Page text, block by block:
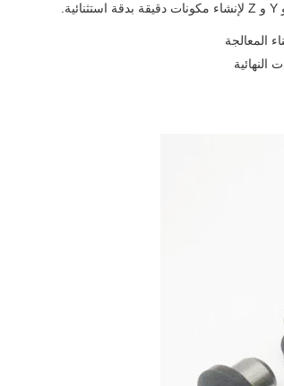
المعالجة
النهائية